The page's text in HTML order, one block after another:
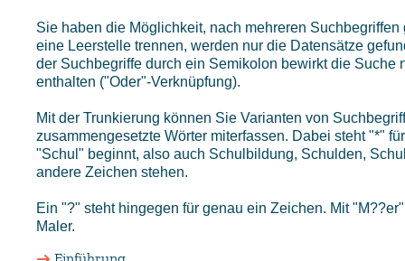
Sie haben die Möglichkeit, nach mehreren
eine Leerstelle trennen, werden nur die Datensätze
der Suchbegriffe durch ein Semikolon bewirkt die
enthalten ("Oder"-Verknüpfung).
Mit der Trunkierung können Sie Varianten von
zusammengesetzte Wörter miterfassen. Dabei steht "*"
"Schul" beginnt, also auch Schulbildung, Schulden,
andere Zeichen stehen.
Ein "?" steht hingegen für genau ein Zeichen. Mit
Maler.